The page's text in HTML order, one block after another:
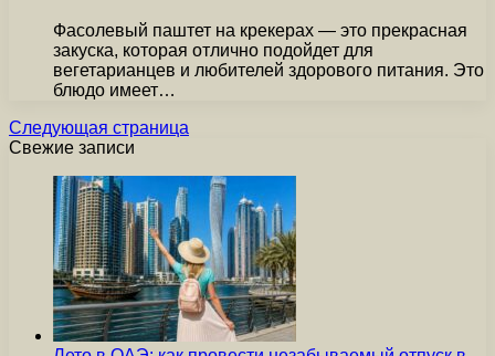
Фасолевый паштет на крекерах — это прекрасная
закуска, которая отлично подойдет для
вегетарианцев и любителей здорового питания. Это
блюдо имеет…
Следующая страница
Свежие записи